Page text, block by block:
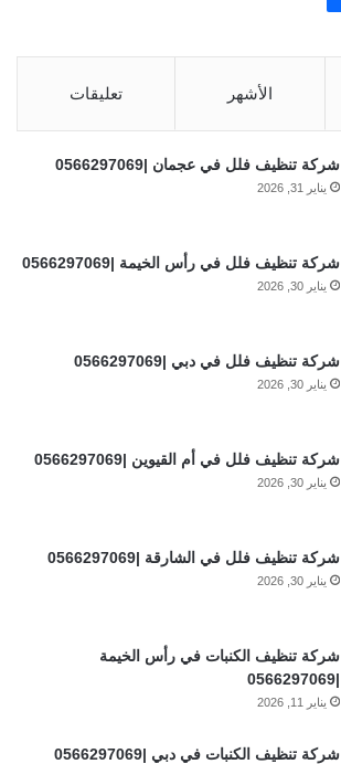
الأشهر تعليقات
شركة تنظيف فلل في عجمان |0566297069
يناير 31, 2026
شركة تنظيف فلل في رأس الخيمة |0566297069
يناير 30, 2026
شركة تنظيف فلل في دبي |0566297069
يناير 30, 2026
شركة تنظيف فلل في أم القيوين |0566297069
يناير 30, 2026
شركة تنظيف فلل في الشارقة |0566297069
يناير 30, 2026
شركة تنظيف الكنبات في رأس الخيمة
|0566297069
يناير 11, 2026
شركة تنظيف الكنبات في دبي |0566297069